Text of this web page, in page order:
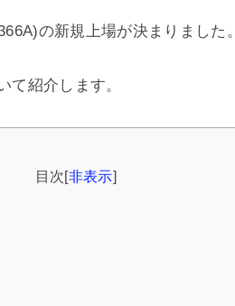
の新規上場が決まりました。
て紹介します。
目次[非表示]